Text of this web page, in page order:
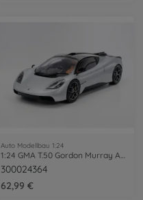
Auto Modellbau 1:24
300024364
62,99 €